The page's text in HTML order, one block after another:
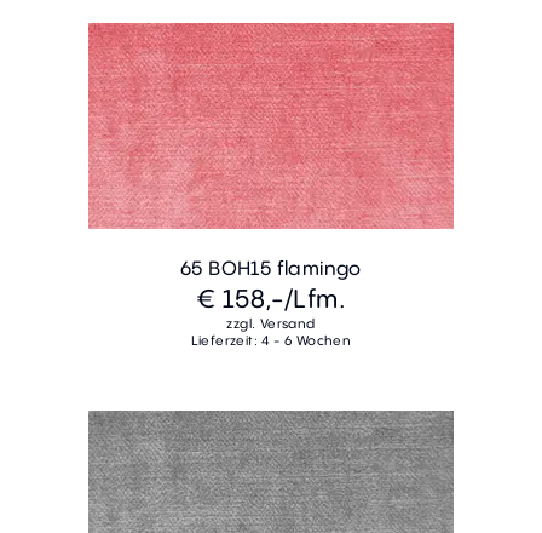
65 BOH15 flamingo
€ 158,-/Lfm.
zzgl. Versand
Lieferzeit: 4 - 6 Wochen